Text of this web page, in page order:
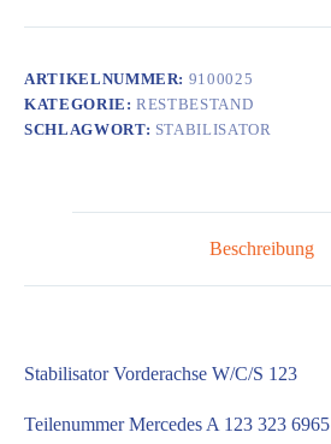
ARTIKELNUMMER: 9100025
KATEGORIE:RESTBESTAND
SCHLAGWORT: STABILISATOR
Beschreibung
Stabilisator Vorderachse W/C/S 123
Teilenummer Mercedes A 123 323 6965